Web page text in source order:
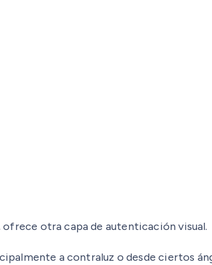
otra capa de autenticación visual.
a contraluz o desde ciertos